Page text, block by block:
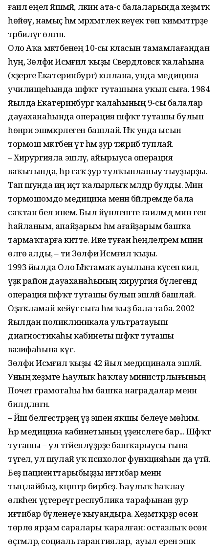
ғаилә еңел йәшәмәй, ләкин ата-әсә балаларында хеҙмәткә
һөйөү, намыҫ һәм мәрхәмәтлек кеүек төп ҡиммәттәрҙе
тәрбиәләүгә өлгәшә.
Оло Аҡа мәктәбенең 10-сы класын тамамлағандан
һуң, Зөлфиә Исмәғил ҡыҙы Свердловск ҡалаһына
(хәҙерге Екатеринбург) юллана, унда медицина
училищеһында шәфҡәт туташына уҡып сыға. 1984
йылда Екатеринбург ҡалаһының 9-сы балалар
дауаханаһында операция шәфҡәт туташы булып
һөнәри эшмәкәрлеген башлай. Нәҡ унда ысын
тормош мәктәбен үтә һәм ҙур тәжрибә туплай.
– Хирургияла эшләү, айырыуса операция
ваҡытында, һәр саҡ ҙур тулҡынланыу тыуҙырҙы.
Тап шунда иң иҫтә ҡалырлыҡ мәлдәр булды. Мин
тормошомдо медицина менән бәйләремде бала
саҡтан белә инем. Был йүнәлеште ғаиләмдә мин генә
һайланым, апайҙарым һәм ағайҙарым башҡа
тармаҡтарға китте. Ике туған һеңлеләрем минән
өлгө алды, – ти Зөлфиә Исмәғил ҡыҙы.
1993 йылда Оло Ыҡтамаҡ ауылына күсеп килә,
үҙәк район дауаханаһының хирургия бүлегендә
операция шәфҡәт туташы булып эшләй башлай.
Оҙаҡламай кейәүгә сыға һәм ҡыҙ бала таба. 2002
йылдан поликлиникала ультратауыш
диагностикаһы кабинеты шәфҡәт туташы
вазифаһына күсә.
Зөлфиә Исмәғил ҡыҙы 42 йыл медицинала эшләй.
Уның хеҙмәте Һаулыҡ һаҡлау министрлығының
Почет грамотаһы һәм башҡа наградалар менән
билдәләнгән.
– Йәш белгестәрҙең үҙ эшен яҡшы белеүе мөһим.
Һәр медицина кабинетының үҙенсәлеге бар... Шәфҡәт
туташы – ул тәғәйенләүҙәрҙе башҡарыусы ғына
түгел, ул шулай уҡ психолог функцияһын да үтәй.
Беҙ пациенттарыбыҙҙы иғтибар менән
тыңлайбыҙ, кәңәштәр бирәбеҙ. Һаулыҡ һаҡлау
өлкәһен үҫтереүгә республика тарафынан ҙур
иғтибар бүленеүе ҡыуандыра. Хеҙмәткәрҙәр өсөн
төрлө ярҙам саралары ҡаралған: остазлыҡ өсөн
өҫтәмәләр, социаль гарантиялар, ә ауыл еренә эшкә